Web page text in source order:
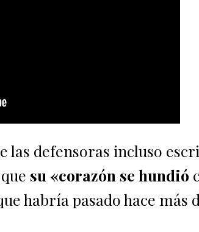
las defensoras incluso
su «corazón se hundió
habría pasado hace